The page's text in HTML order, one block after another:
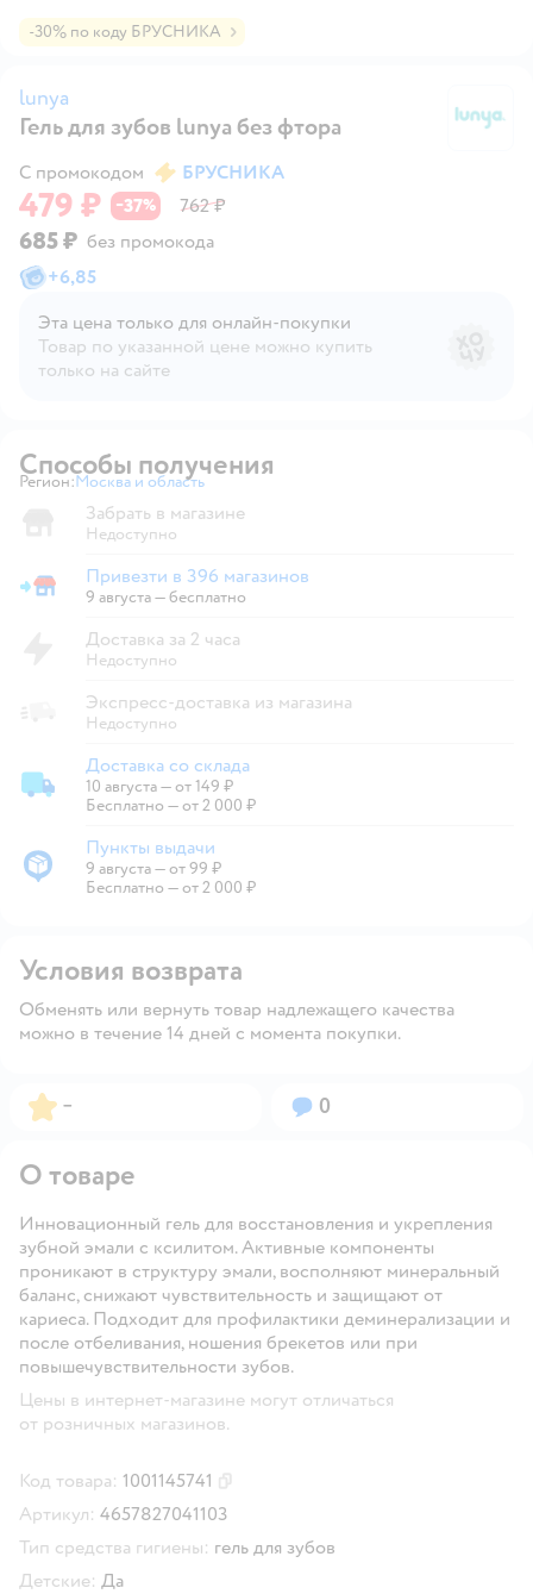
-30% по коду БРУСНИКА
lunya
Гель для зубов lunya без фтора
С промокодом
БРУСНИКА
479 ₽ −37% 762 ₽
685 ₽ без промокода
+6,85
Эта цена только для онлайн‑покупки
Товар по указанной цене можно купить
только на сайте
Способы получения
Регион: Выбор адреса доставки.
Москва и область
Забрать в магазине
Недоступно
Привезти в магазин
Привезти в 396 магазинов
9 августа—бесплатно
Доставка за 2 часа
Недоступно
Экспресс-доставка из магазина
Недоступно
Доставка со склада
Доставка со склада
10 августа—от 149 ₽
Бесплатно — от 2 000 ₽
Пункты выдачи
Пункты выдачи
9 августа—от 99 ₽
Бесплатно — от 2 000 ₽
Условия возврата
Обменять или вернуть товар надлежащего качества
можно в течение 14 дней с момента покупки.
Рейтинг:
– Вопросов:
0
О товаре
Инновационный гель для восстановления и укрепления
зубной эмали с ксилитом. Активные компоненты
проникают в структуру эмали, восполняют минеральный
баланс, снижают чувствительность и защищают от
кариеса. Подходит для профилактики деминерализации и
после отбеливания, ношения брекетов или при
повышечувствительности зубов.
Цены в интернет-магазине могут отличаться
от розничных магазинов.
Код товара: 1001145741
Артикул: 4657827041103
Тип средства гигиены: гель для зубов
Детские: Да